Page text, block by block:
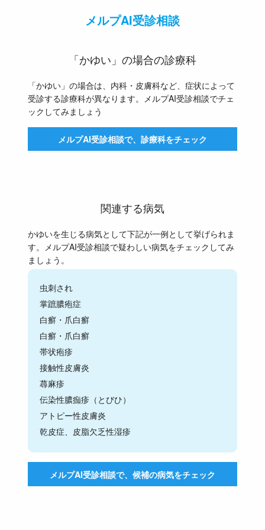
メルプAI受診相談
「かゆい」の場合の診療科
「かゆい」の場合は、内科・皮膚科など、症状によって
受診する診療科が異なります。メルプAI受診相談でチェ
ックしてみましょう
メルプAI受診相談で、診療科をチェック
関連する病気
かゆいを生じる病気として下記が一例として挙げられま
す。メルプAI受診相談で疑わしい病気をチェックしてみ
ましょう。
虫刺され
掌蹠膿疱症
白癬・爪白癬
白癬・爪白癬
帯状疱疹
接触性皮膚炎
蕁麻疹
伝染性膿痂疹（とびひ）
アトピー性皮膚炎
乾皮症、皮脂欠乏性湿疹
メルプAI受診相談で、候補の病気をチェック